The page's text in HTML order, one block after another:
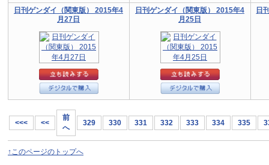
日刊ゲンダイ（関東版） 2015年4
月27日
日刊ゲンダイ（関東版） 2015年4
月25日
日
<<< <<
前
へ
329 330 331 332 333 334 335
↑このページのトップへ